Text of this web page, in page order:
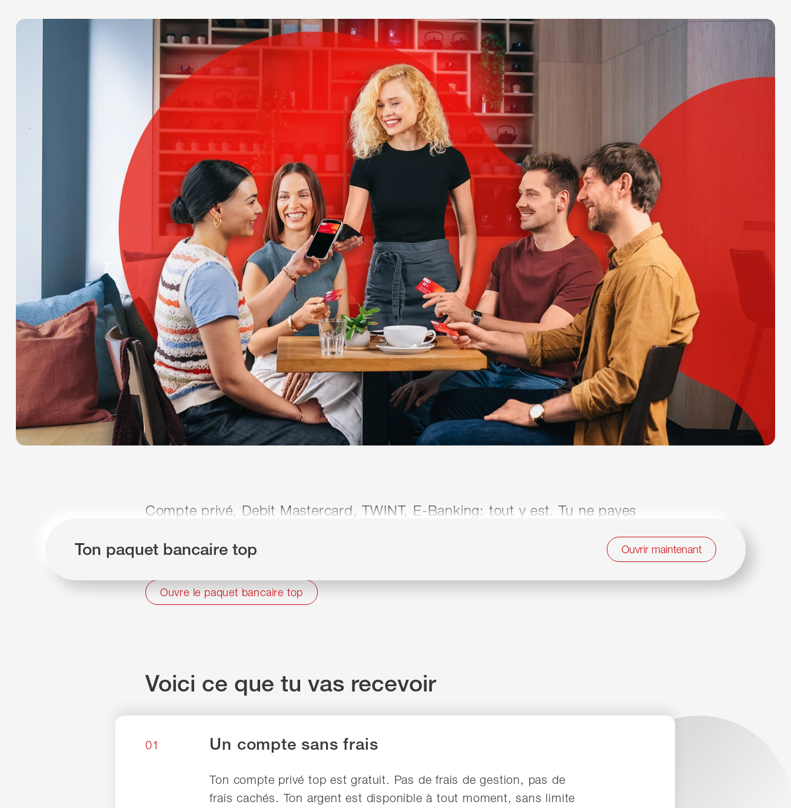
Ton paquet bancaire top Ouvrir maintenant
Compte privé, Debit Mastercard, TWINT, E-Banking: tout y est. Tu ne payes
de change ni de frais pour les transactions à l'étranger.
Ouvre le paquet bancaire top
Voici ce que tu vas recevoir
01 Un compte sans frais
Ton compte privé top est gratuit. Pas de frais de gestion, pas de
frais cachés. Ton argent est disponible à tout moment, sans limite